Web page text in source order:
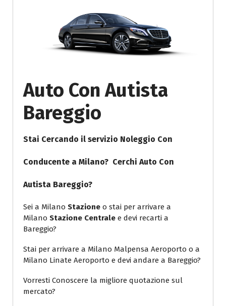
Auto Con Autista
Bareggio
Stai Cercando il servizio Noleggio Con
Conducente a Milano? Cerchi Auto Con
Autista Bareggio?
Sei a Milano Stazione o stai per arrivare a
Milano Stazione Centrale e devi recarti a
Bareggio?
Stai per arrivare a Milano Malpensa Aeroporto o a
Milano Linate Aeroporto e devi andare a Bareggio?
Vorresti Conoscere la migliore quotazione sul
mercato?